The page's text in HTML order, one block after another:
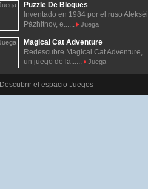
Puzzle De Bloques
Inventado en 1984 por el ruso Alekséi
Pázhitnov, e......
Juega
Magical Cat Adventure
Redescubre Magical Cat Adventure,
un juego de la......
Juega
Descubrir el espacio Juegos